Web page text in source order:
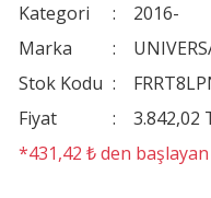
Kategori
2016-
Marka
Stok Kodu
Fiyat
3.842,02
*431,42 ₺ den